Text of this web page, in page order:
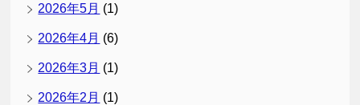
2026年5月 (1)
2026年4月 (6)
2026年3月 (1)
2026年2月 (1)